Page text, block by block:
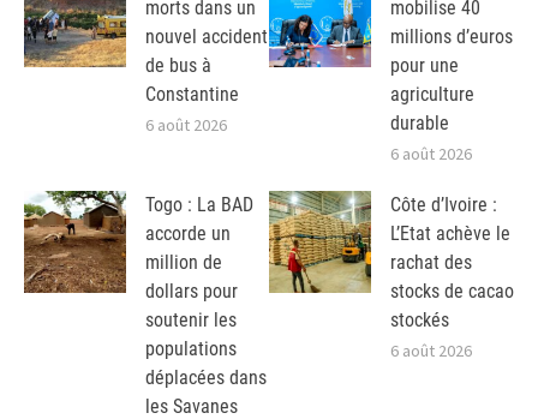
morts dans un
nouvel accident
de bus à
Constantine
6 août 2026
mobilise 40
millions d’euros
pour une
agriculture
durable
6 août 2026
Togo : La BAD
accorde un
million de
dollars pour
soutenir les
populations
déplacées dans
les Savanes
Côte d’Ivoire :
L’Etat achève le
rachat des
stocks de cacao
stockés
6 août 2026